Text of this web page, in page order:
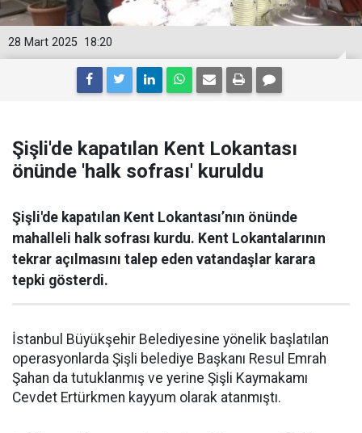
18:20
28 Mart 2025
Şişli'de kapatılan Kent Lokantası
önünde 'halk sofrası' kuruldu
Şişli'de kapatılan Kent Lokantası’nın önünde
mahalleli halk sofrası kurdu. Kent Lokantalarının
tekrar açılmasını talep eden vatandaşlar karara
tepki gösterdi.
İstanbul Büyükşehir Belediyesine yönelik başlatılan
operasyonlarda Şişli belediye Başkanı Resul Emrah
Şahan da tutuklanmış ve yerine Şişli Kaymakamı
Cevdet Ertürkmen kayyum olarak atanmıştı.